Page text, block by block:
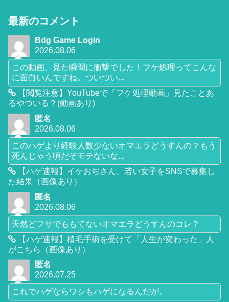
最新のコメント
Bdg Game Login
2026.08.06
この動画、見た瞬間に衝撃でした！フケ処理ってこんな
に面白いんですね。ついつい...
【閲覧注意】YouTubeで「フケ処理動画」見たことあ
るやついる？(動画あり)
匿名
2026.08.06
このハゲより経験人数少ないオマエラどうすんの？もう
死んじゃう頃だぞモテないな...
【ハゲ速報】イケおぢさん、若い女子をSNSで募集し
た結果（画像あり）
匿名
2026.08.06
天然どフサでももてないオマエラどうすんのコレ？
【ハゲ速報】植毛手術を受けて「人生が変わった」人
がこちら（画像あり）
匿名
2026.07.25
これでハゲならワシもハゲになるんだが。